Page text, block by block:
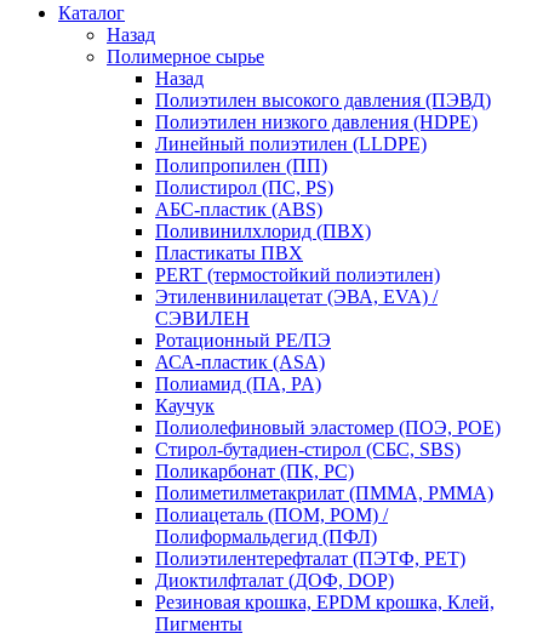
Каталог
Назад
Полимерное сырье
Назад
Полиэтилен высокого давления (ПЭВД)
Полиэтилен низкого давления (HDPE)
Линейный полиэтилен (LLDPE)
Полипропилен (ПП)
Полистирол (ПС, PS)
АБС-пластик (ABS)
Поливинилхлорид (ПВХ)
Пластикаты ПВХ
PERT (термостойкий полиэтилен)
Этиленвинилацетат (ЭВА, EVA) /
СЭВИЛЕН
Ротационный PE/ПЭ
АСА-пластик (ASA)
Полиамид (ПА, PA)
Каучук
Полиолефиновый эластомер (ПОЭ, POE)
Стирол-бутадиен-стирол (СБС, SBS)
Поликарбонат (ПК, PC)
Полиметилметакрилат (ПММА, PMMA)
Полиацеталь (ПОМ, POM) /
Полиформальдегид (ПФЛ)
Полиэтилентерефталат (ПЭТФ, PET)
Диоктилфталат (ДОФ, DOP)
Резиновая крошка, EPDM крошка, Клей,
Пигменты